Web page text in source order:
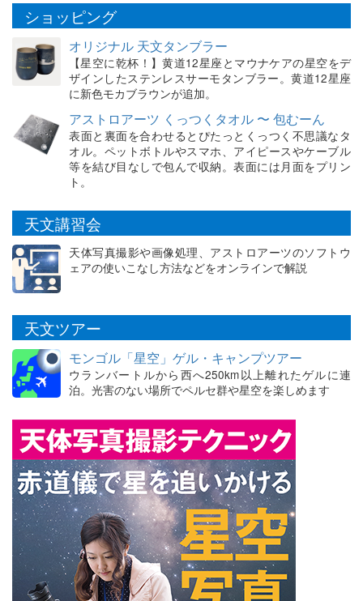
ショッピング
オリジナル 天文タンブラー
【星空に乾杯！】黄道12星座とマウナケアの星空をデ
ザインしたステンレスサーモタンブラー。黄道12星座
に新色モカブラウンが追加。
アストロアーツ くっつくタオル 〜 包むーん
表面と裏面を合わせるとぴたっとくっつく不思議なタ
オル。ペットボトルやスマホ、アイピースやケーブル
等を結び目なしで包んで収納。表面には月面をプリン
ト。
天文講習会
天体写真撮影や画像処理、アストロアーツのソフトウ
ェアの使いこなし方法などをオンラインで解説
天文ツアー
モンゴル「星空」ゲル・キャンプツアー
ウランバートルから西へ250km以上離れたゲルに連
泊。光害のない場所でペルセ群や星空を楽しめます